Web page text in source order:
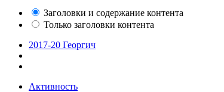
Заголовки и содержание контента
Только заголовки контента
2017-20 Георгич
Активность